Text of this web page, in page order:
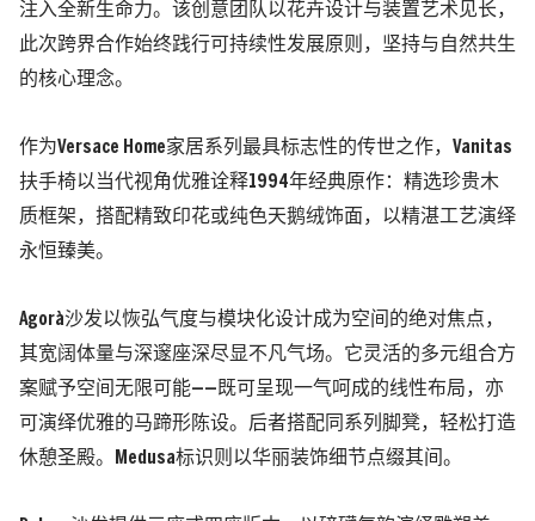
注入全新生命力。该创意团队以花卉设计与装置艺术见长，
此次跨界合作始终践行可持续性发展原则，坚持与自然共生
的核心理念。
作为Versace Home家居系列最具标志性的传世之作，Vanitas
扶手椅以当代视角优雅诠释1994年经典原作：精选珍贵木
质框架，搭配精致印花或纯色天鹅绒饰面，以精湛工艺演绎
永恒臻美。
Agorà沙发以恢弘气度与模块化设计成为空间的绝对焦点，
其宽阔体量与深邃座深尽显不凡气场。它灵活的多元组合方
案赋予空间无限可能——既可呈现一气呵成的线性布局，亦
可演绎优雅的马蹄形陈设。后者搭配同系列脚凳，轻松打造
休憩圣殿。Medusa标识则以华丽装饰细节点缀其间。